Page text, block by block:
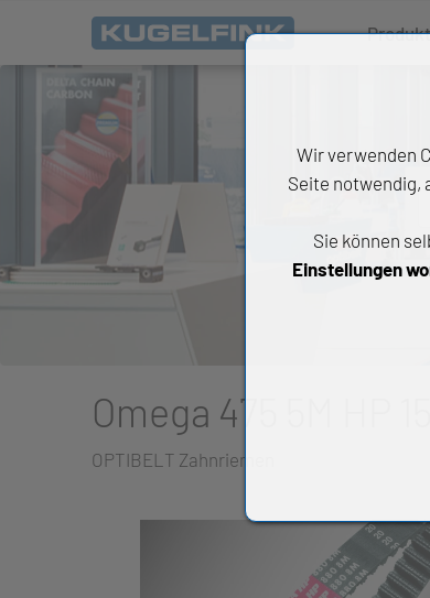
Omega 475 5M HP 15
OPTIBELT Zahnriemen
Wir verwenden
Seite notwendig,
Sie können
Einstellungen